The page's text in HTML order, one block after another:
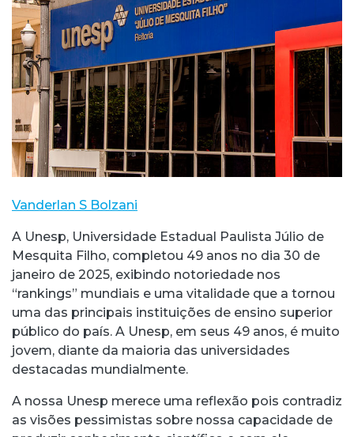
Vanderlan S Bolzani
A Unesp, Universidade Estadual Paulista Júlio de
Mesquita Filho, completou 49 anos no dia 30 de
janeiro de 2025, exibindo notoriedade nos
“rankings” mundiais e uma vitalidade que a tornou
uma das principais instituições de ensino superior
público do país. A Unesp, em seus 49 anos, é muito
jovem, diante da maioria das universidades
destacadas mundialmente.
A nossa Unesp merece uma reflexão pois contradiz
as visões pessimistas sobre nossa capacidade de